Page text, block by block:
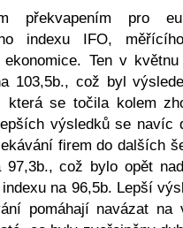
překvapením pro
indexu IFO,
ekonomice. Ten v
103,5b., což byl
která se točila kolem
výsledků se navíc
firem do dalších
97,3b., což bylo opět
na 96,5b. Lepší
pomáhají navázat